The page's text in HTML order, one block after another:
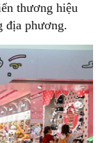
thương hiệu
địa phương.